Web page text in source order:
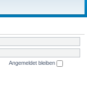
Angemeldet bleiben